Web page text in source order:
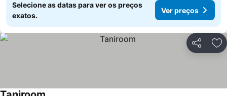
Selecione as datas para ver os preços
exatos.
Ver preços
Partilhar